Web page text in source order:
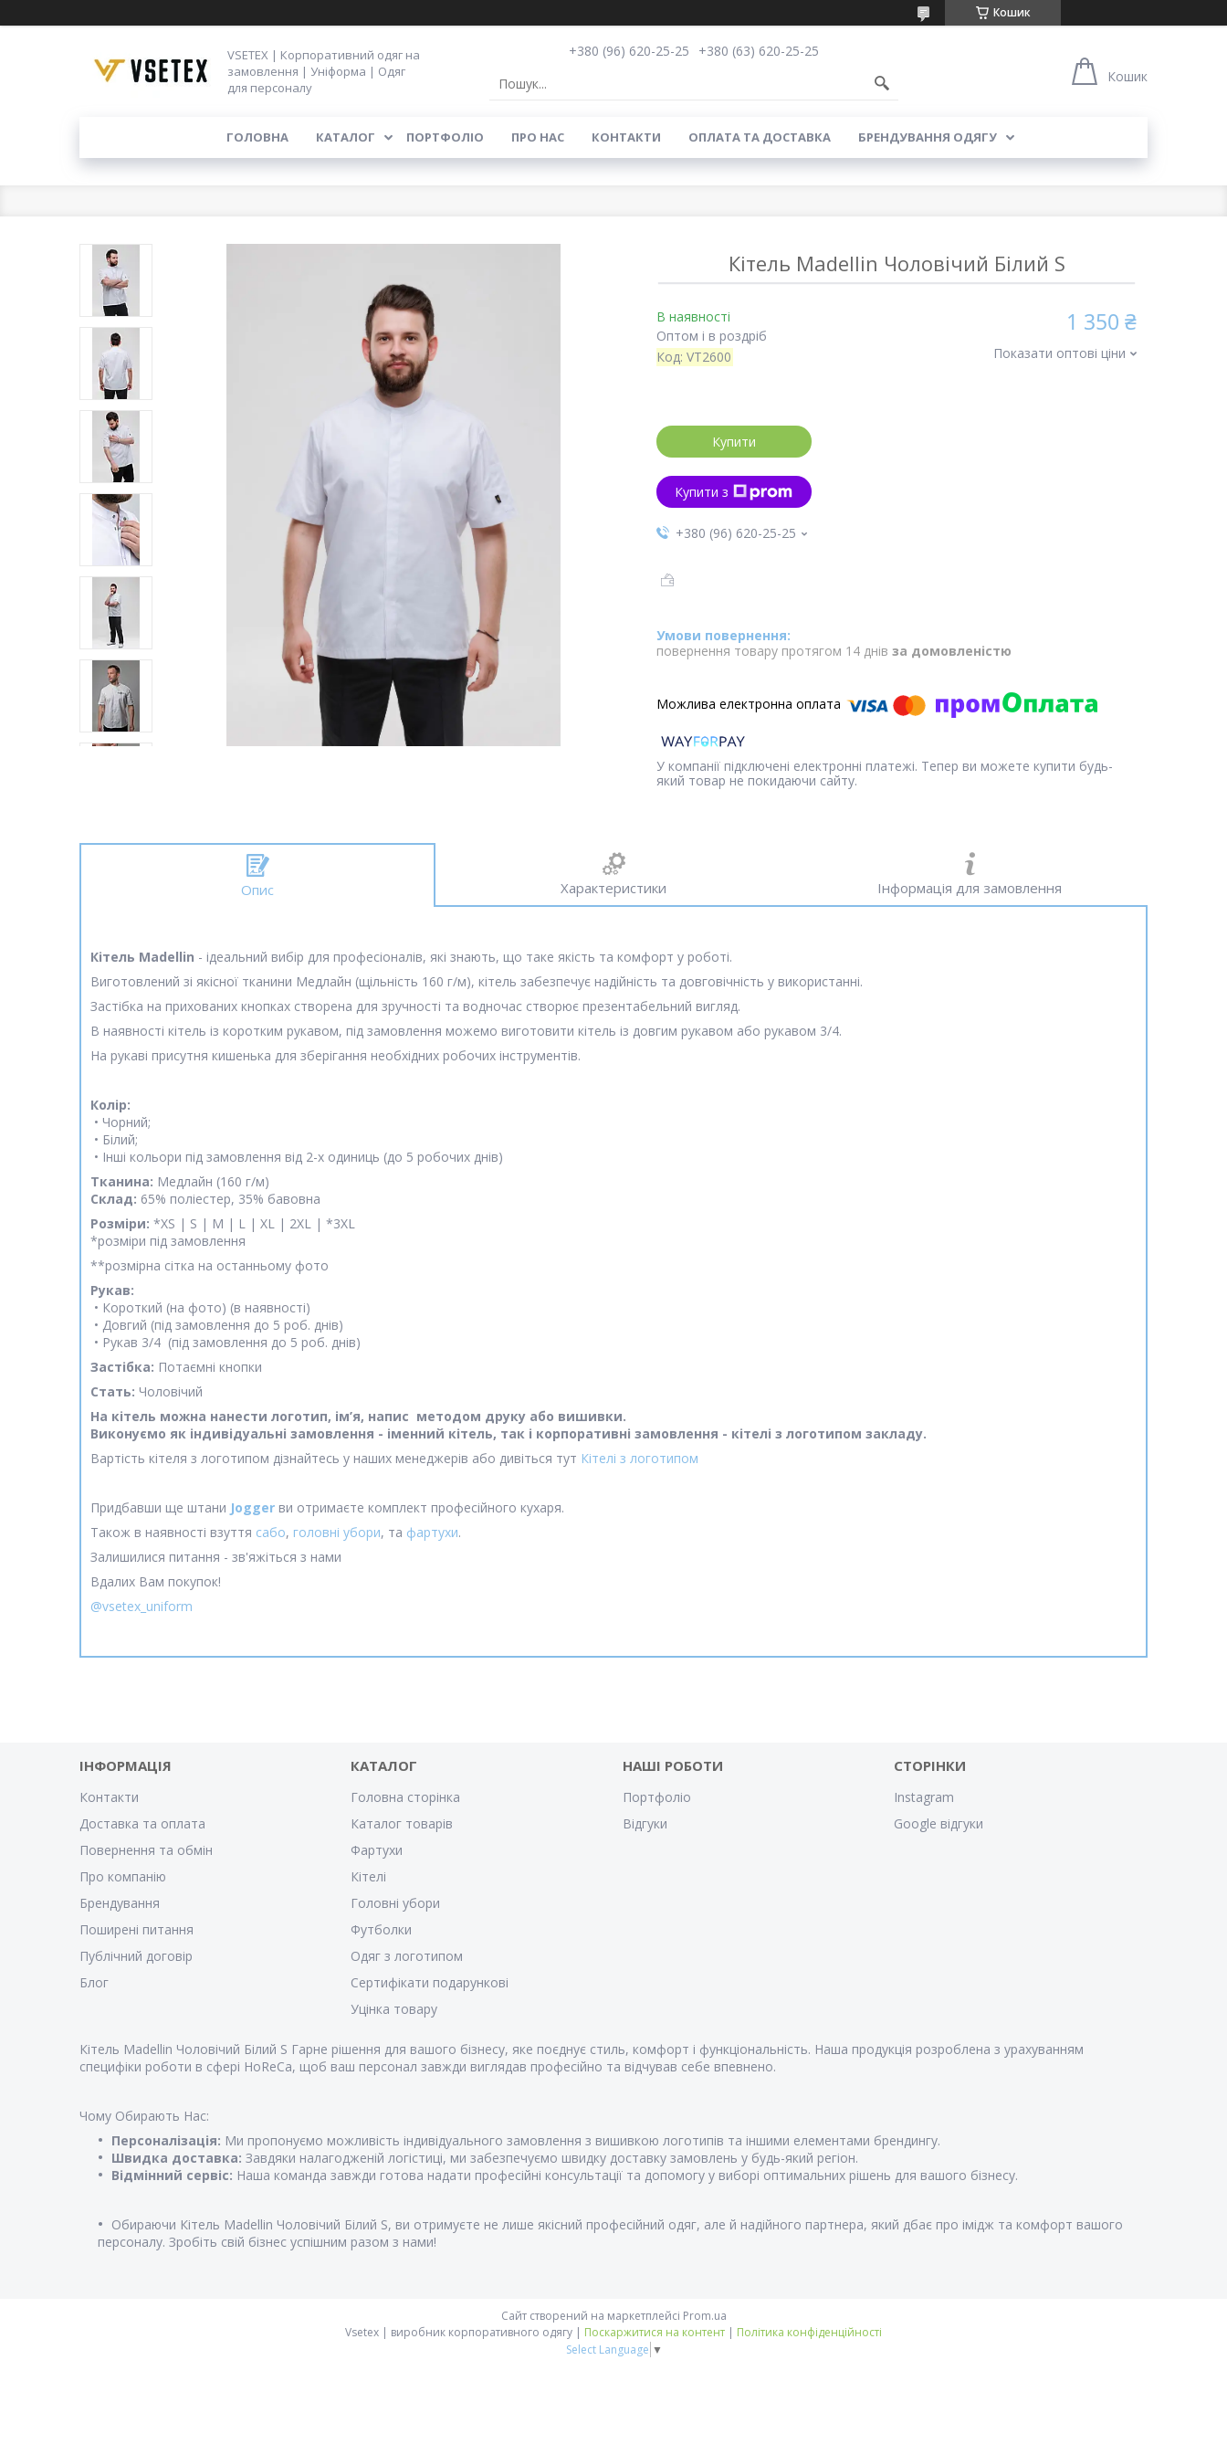
Кошик
VSETEX | Корпоративний одяг на
замовлення | Уніформа | Одяг
для персоналу
+380 (96) 620-25-25
+380 (63) 620-25-25
Кошик
ГОЛОВНА КАТАЛОГ ПОРТФОЛІО ПРО НАС КОНТАКТИ ОПЛАТА ТА ДОСТАВКА БРЕНДУВАННЯ ОДЯГУ
Кітель Madellin Чоловічий Білий S
В наявності
Оптом і в роздріб
Код: VT2600
1 350 ₴
Показати оптові ціни
Купити
Купити з
+380 (96) 620-25-25
повернення товару протягом 14 днів за домовленістю
У компанії підключені електронні платежі. Тепер ви можете купити будь-
який товар не покидаючи сайту.
Опис Характеристики Інформація для замовлення
Кітель Madellin - ідеальний вибір для професіоналів, які знають, що таке якість та комфорт у роботі.
Виготовлений зі якісної тканини Медлайн (щільність 160 г/м), кітель забезпечує надійність та довговічність у використанні.
Застібка на прихованих кнопках створена для зручності та водночас створює презентабельний вигляд.
В наявності кітель із коротким рукавом, під замовлення можемо виготовити кітель із довгим рукавом або рукавом 3/4.
На рукаві присутня кишенька для зберігання необхідних робочих інструментів.
Колір:
• Чорний;
• Білий;
• Інші кольори під замовлення від 2-х одиниць (до 5 робочих днів)
Тканина: Медлайн (160 г/м)
Склад: 65% поліестер, 35% бавовна
Розміри: *XS | S | M | L | XL | 2XL | *3XL
*розміри під замовлення
**розмірна сітка на останньому фото
Рукав:
• Короткий (на фото) (в наявності)
• Довгий (під замовлення до 5 роб. днів)
• Рукав 3/4 (під замовлення до 5 роб. днів)
Застібка: Потаємні кнопки
Стать: Чоловічий
На кітель можна нанести логотип, ім’я, напис методом друку або вишивки.
Виконуємо як індивідуальні замовлення - іменний кітель, так і корпоративні замовлення - кітелі з логотипом закладу.
Вартість кітеля з логотипом дізнайтесь у наших менеджерів або дивіться тут Кітелі з логотипом
Придбавши ще штани Jogger ви отримаєте комплект професійного кухаря.
Також в наявності взуття сабо, головні убори, та фартухи.
Залишилися питання - зв'яжіться з нами
Вдалих Вам покупок!
@vsetex_uniform
ІНФОРМАЦІЯ
Контакти
Доставка та оплата
Повернення та обмін
Про компанію
Брендування
Поширені питання
Публічний договір
Блог
КАТАЛОГ
Головна сторінка
Каталог товарів
Фартухи
Кітелі
Головні убори
Футболки
Одяг з логотипом
Сертифікати подарункові
Уцінка товару
НАШІ РОБОТИ
Портфоліо
Відгуки
СТОРІНКИ
Instagram
Google відгуки
Кітель Madellin Чоловічий Білий S Гарне рішення для вашого бізнесу, яке поєднує стиль, комфорт і функціональність. Наша продукція розроблена з урахуванням
специфіки роботи в сфері HoReCa, щоб ваш персонал завжди виглядав професійно та відчував себе впевнено.
Чому Обирають Нас:
Персоналізація: Ми пропонуємо можливість індивідуального замовлення з вишивкою логотипів та іншими елементами брендингу.
Швидка доставка: Завдяки налагодженій логістиці, ми забезпечуємо швидку доставку замовлень у будь-який регіон.
Відмінний сервіс: Наша команда завжди готова надати професійні консультації та допомогу у виборі оптимальних рішень для вашого бізнесу.
Обираючи Кітель Madellin Чоловічий Білий S, ви отримуєте не лише якісний професійний одяг, але й надійного партнера, який дбає про імідж та комфорт вашого
персоналу. Зробіть свій бізнес успішним разом з нами!
Сайт створений на маркетплейсі Prom.ua
Vsetex | виробник корпоративного одягу | Поскаржитися на контент | Політика конфіденційності
Select Language ▼